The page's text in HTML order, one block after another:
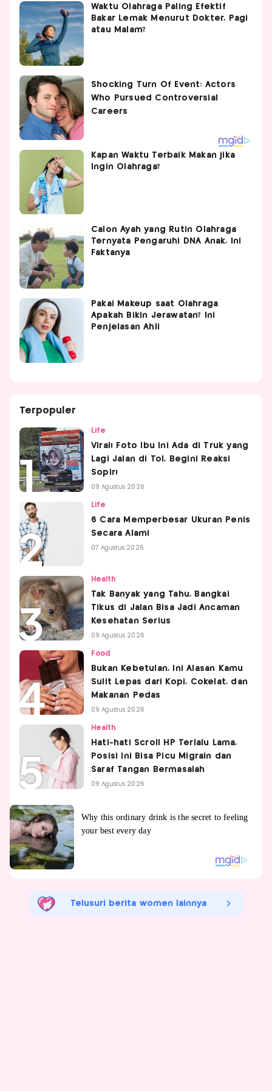
Waktu Olahraga Paling Efektif
Bakar Lemak Menurut Dokter, Pagi
atau Malam?
Kapan Waktu Terbaik Makan jika
Ingin Olahraga?
Calon Ayah yang Rutin Olahraga
Ternyata Pengaruhi DNA Anak, Ini
Faktanya
Pakai Makeup saat Olahraga
Apakah Bikin Jerawatan? Ini
Penjelasan Ahli
Terpopuler
Life
Viral! Foto Ibu Ini Ada di Truk yang
Lagi Jalan di Tol, Begini Reaksi
Sopir!
09 Agustus 2026
Life
6 Cara Memperbesar Ukuran Penis
Secara Alami
07 Agustus 2026
Health
Tak Banyak yang Tahu, Bangkai
Tikus di Jalan Bisa Jadi Ancaman
Kesehatan Serius
09 Agustus 2026
Food
Bukan Kebetulan, Ini Alasan Kamu
Sulit Lepas dari Kopi, Cokelat, dan
Makanan Pedas
09 Agustus 2026
Health
Hati-hati Scroll HP Terlalu Lama,
Posisi Ini Bisa Picu Migrain dan
Saraf Tangan Bermasalah
09 Agustus 2026
Telusuri berita women lainnya